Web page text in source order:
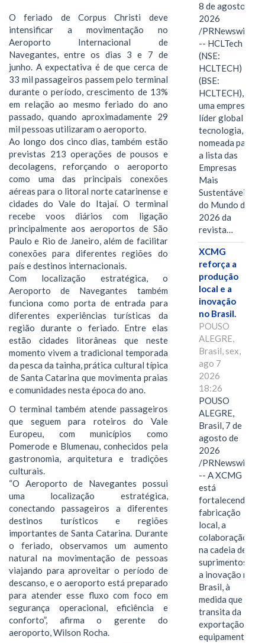
O feriado de Corpus Christi deve
intensificar a movimentação no
Aeroporto Internacional de
Navegantes, entre os dias 3 e 7 de
junho. A expectativa é de que cerca de
33 mil passageiros passem pelo terminal
durante o período, crescimento de 13%
em relação ao mesmo feriado do ano
passado, quando aproximadamente 29
mil pessoas utilizaram o aeroporto.
Ao longo dos cinco dias, também estão
previstas 213 operações de pousos e
decolagens, reforçando o aeroporto
como uma das principais conexões
aéreas para o litoral norte catarinense e
cidades do Vale do Itajaí. O terminal
recebe voos diários com ligação
principalmente aos aeroportos de São
Paulo e Rio de Janeiro, além de facilitar
conexões para diferentes regiões do
país e destinos internacionais.
Com localização estratégica, o
Aeroporto de Navegantes também
funciona como porta de entrada para
diferentes experiências turísticas da
região durante o feriado. Entre elas
estão cidades litorâneas que neste
momento vivem a tradicional temporada
da pesca da tainha, prática cultural típica
de Santa Catarina que movimenta praias
e comunidades nesta época do ano.
O terminal também atende passageiros
que seguem para roteiros do Vale
Europeu, com municípios como
Pomerode e Blumenau, conhecidos pela
gastronomia, arquitetura e tradições
culturais.
“O Aeroporto de Navegantes possui
uma localização estratégica,
conectando passageiros a diferentes
destinos turísticos e regiões
importantes de Santa Catarina. Durante
o feriado, observamos um aumento
natural na movimentação de pessoas
viajando para aproveitar o período de
descanso, e o aeroporto está preparado
para atender esse fluxo com foco em
segurança operacional, eficiência e
conforto”, afirma o gerente do
aeroporto, Wilson Rocha.
8 de agosto de
2026
/PRNewswire/
-- HCLTech
(NSE:
HCLTECH)
(BSE:
HCLTECH),
uma empresa
líder global em
tecnologia, foi
nomeada para
a lista das
Empresas
Mais
Sustentáveis
do Mundo de
2026 da
revista…
XCMG
reforça a
produção
local e a
inovação
no Brasil.
POUSO
ALEGRE,
Brasil, sex,
ago 7
2026
18:26
POUSO
ALEGRE,
Brasil, 7 de
agosto de
2026
/PRNewswire/
-- A XCMG
está
fortalecendo a
fabricação
local, a
colaboração
na cadeia de
suprimentos e
a inovação no
Brasil, à
medida que
transita da
exportação de
equipamentos